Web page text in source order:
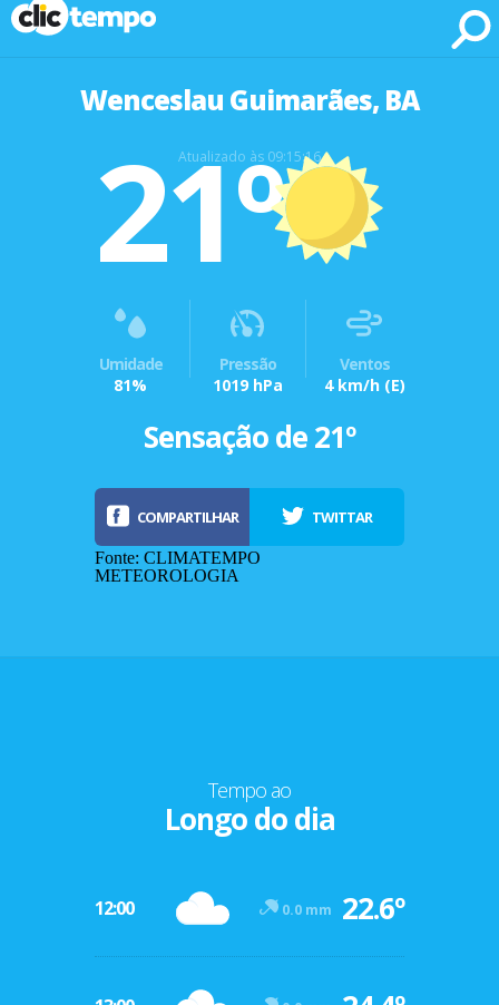
Wenceslau Guimarães, BA
Fonte: CLIMATEMPO METEOROLOGIA
Atualizado às 09:15:16
21º
Umidade
81%
Pressão
1019 hPa
Ventos
4 km/h (E)
Sensação de 21º
COMPARTILHAR TWITTAR
Fonte: CLIMATEMPO
METEOROLOGIA
Tempo ao
Longo do dia
12:00 0.0 mm 22.6º